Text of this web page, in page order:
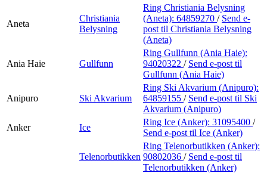
Aneta
Christiania
Belysning
Ring Christiania Belysning
(Aneta): 64859270 / Send e-
post til Christiania Belysning
(Aneta)
Ania Haie Gullfunn
Ring Gullfunn (Ania Haie):
94020322 / Send e-post til
Gullfunn (Ania Haie)
Anipuro Ski Akvarium
Ring Ski Akvarium (Anipuro):
64859155 / Send e-post til Ski
Akvarium (Anipuro)
Anker
Ice
Ring Ice (Anker): 31095400 /
Send e-post til Ice (Anker)
Telenorbutikken
Ring Telenorbutikken (Anker):
90802036 / Send e-post til
Telenorbutikken (Anker)